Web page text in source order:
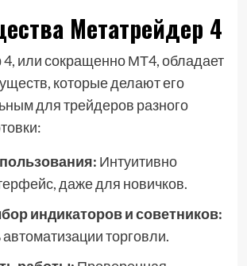
Метатрейдер 4
или сокращенно МТ4, обладает
которые делают его
для трейдеров разного
Интуитивно
даже для новичков.
индикаторов и советников:
торговли.